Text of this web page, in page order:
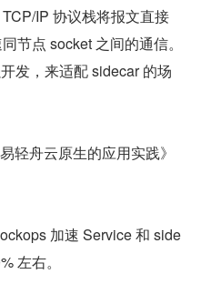
IP 协议栈将报文直接
节点 socket 之间的通信。
发，来适配 sidecar 的场
轻舟云原生的应用实践》
加速 Service 和 side
左右。